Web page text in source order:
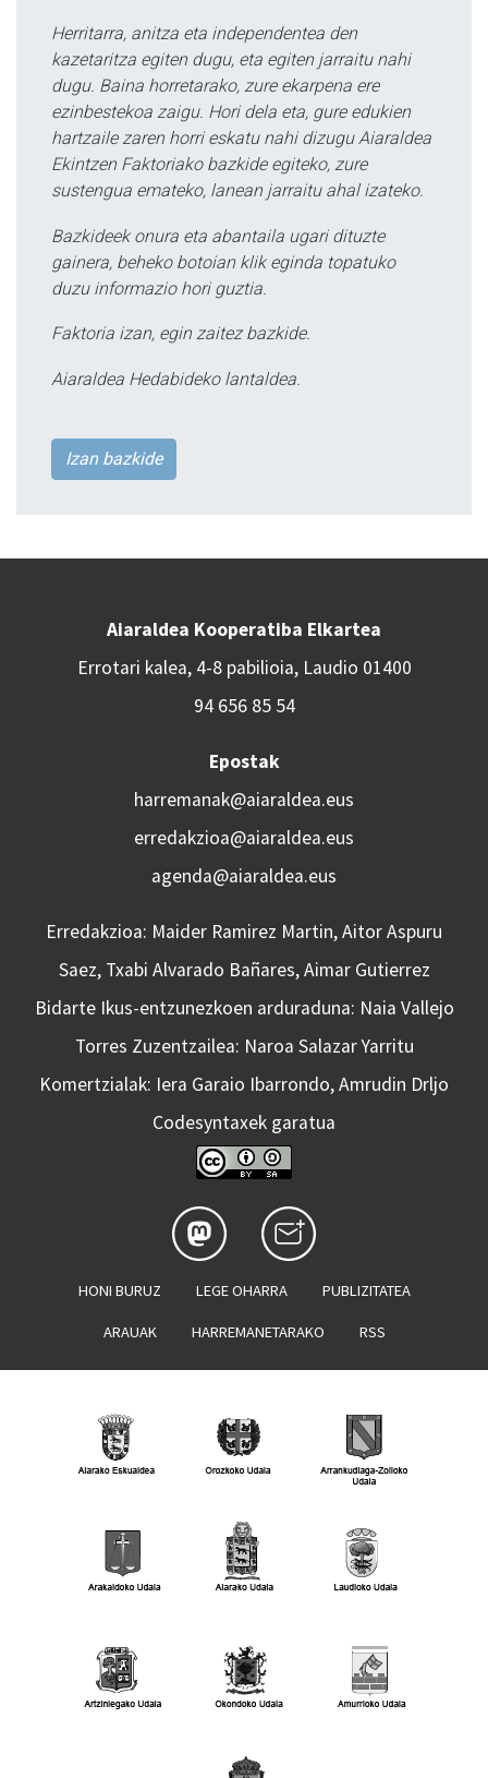
Herritarra, anitza eta independentea den
kazetaritza egiten dugu, eta egiten jarraitu nahi
dugu. Baina horretarako, zure ekarpena ere
ezinbestekoa zaigu. Hori dela eta, gure edukien
hartzaile zaren horri eskatu nahi dizugu Aiaraldea
Ekintzen Faktoriako bazkide egiteko, zure
sustengua emateko, lanean jarraitu ahal izateko.
Bazkideek onura eta abantaila ugari dituzte
gainera, beheko botoian klik eginda topatuko
duzu informazio hori guztia.
Faktoria izan, egin zaitez bazkide.
Aiaraldea Hedabideko lantaldea.
Izan bazkide
Aiaraldea Kooperatiba Elkartea
Errotari kalea, 4-8 pabilioia, Laudio 01400
94 656 85 54
Epostak
harremanak@aiaraldea.eus
erredakzioa@aiaraldea.eus
agenda@aiaraldea.eus
Erredakzioa: Maider Ramirez Martin, Aitor Aspuru
Saez, Txabi Alvarado Bañares, Aimar Gutierrez
Bidarte Ikus-entzunezkoen arduraduna: Naia Vallejo
Torres Zuzentzailea: Naroa Salazar Yarritu
Komertzialak: Iera Garaio Ibarrondo, Amrudin Drljo
Codesyntaxek garatua
HONI BURUZ LEGE OHARRA PUBLIZITATEA
ARAUAK HARREMANETARAKO RSS